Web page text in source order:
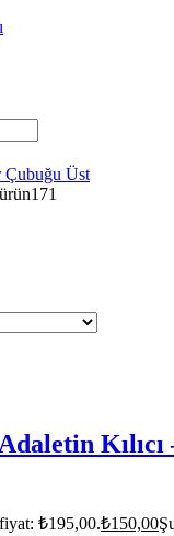
Çubuğu Üst
171
₺195,00.₺150,00